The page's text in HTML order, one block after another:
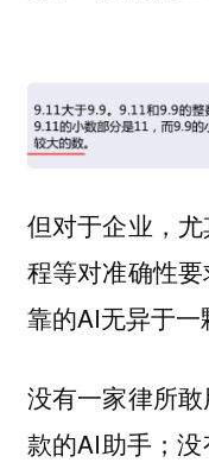
但对于企业，
程等对准确性
靠的AI无异于一
没有一家律所
款的AI助手；